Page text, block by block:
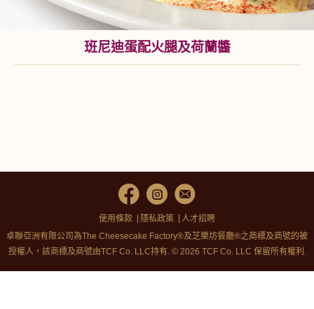
班尼迪蛋配火腿及荷蘭醬
使用條款 隱私政策
人才招聘
卓聯亞洲有限公司為The Cheesecake Factory®及芝樂坊餐廳®之商標及商號的被
授權人，該商標及商號由TCF Co. LLC持有. © 2026 TCF Co. LLC 保留所有權利.